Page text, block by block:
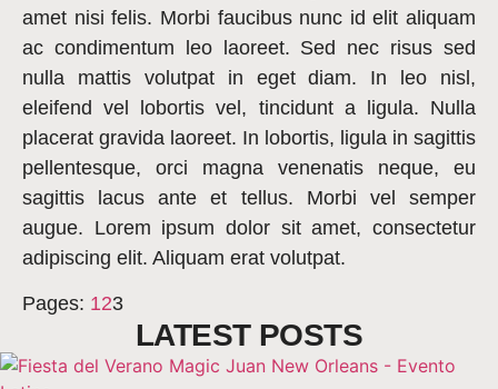
amet nisi felis. Morbi faucibus nunc id elit aliquam
ac condimentum leo laoreet. Sed nec risus sed
nulla mattis volutpat in eget diam. In leo nisl,
eleifend vel lobortis vel, tincidunt a ligula. Nulla
placerat gravida laoreet. In lobortis, ligula in sagittis
pellentesque, orci magna venenatis neque, eu
sagittis lacus ante et tellus. Morbi vel semper
augue. Lorem ipsum dolor sit amet, consectetur
adipiscing elit. Aliquam erat volutpat.
Pages: 123
LATEST POSTS